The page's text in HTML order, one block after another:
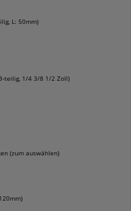
L: 50mm)
teilig, 1/4 3/8 1/2 Zoll)
(zum auswählen)